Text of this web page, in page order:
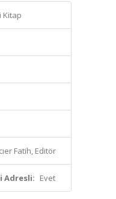
Kitap
Fatih, Editör
Adresli: Evet